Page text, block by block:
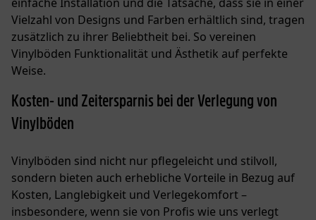
Vielzahl von Designs und Farben erhältlich sind, tragen
zusätzlich zu ihrer Beliebtheit bei. So vereinen
Vinylböden Funktionalität und Ästhetik auf perfekte
Weise.
Kosten- und Zeitersparnis bei der Verlegung von
Vinylböden
Vinylböden sind nicht nur pflegeleicht und stilvoll,
sondern bieten auch erhebliche Vorteile in Bezug auf
Kosten, Langlebigkeit und Verlegekomfort –
insbesondere, wenn sie von Profis wie uns verlegt